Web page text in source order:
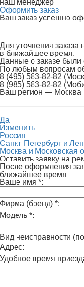
наш менеджер
Оформить заказ
Ваш заказ успешно
Для уточнения
в ближайшее время.
Данные о заказе были
По любым вопросам
8 (495) 583-82-82
8 (985) 583-82-82
Ваш регион — Москва
Да
Изменить
Россия
Санкт-Петербург и
Москва и Московская
Оставить заявку на
После оформления
ближайшее время
Ваше имя *:
Фирма (бренд) *:
Модель *:
Вид неисправности
Адрес:
Удобное время